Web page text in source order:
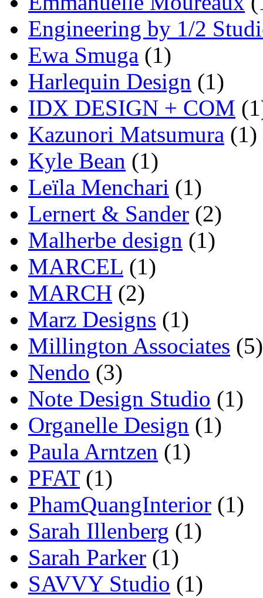
Engineering by 1/2
Ewa Smuga (1)
Harlequin Design (1)
IDX DESIGN + COM
Kazunori Matsumura (1)
Kyle Bean (1)
Leïla Menchari (1)
Lernert & Sander (2)
Malherbe design (1)
MARCEL (1)
MARCH (2)
Marz Designs (1)
Millington Associates (5)
Nendo (3)
Note Design Studio (1)
Organelle Design (1)
Paula Arntzen (1)
PFAT(1)
PhamQuangInterior (1)
Sarah Illenberg (1)
Sarah Parker (1)
SAVVY Studio (1)